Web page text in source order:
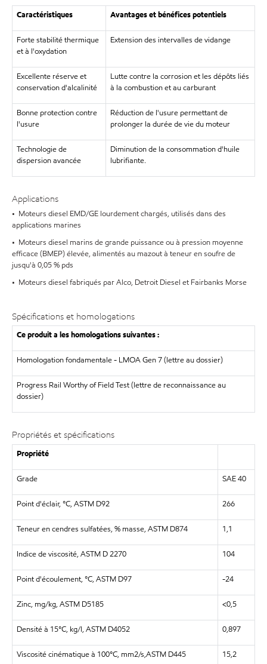
Caractéristiques Avantages et bénéfices potentiels
Forte stabilité thermique
et à l'oxydation
Extension des intervalles de vidange
Excellente réserve et
conservation d'alcalinité
Lutte contre la corrosion et les dépôts liés
à la combustion et au carburant
Bonne protection contre
l'usure
Réduction de l'usure permettant de
prolonger la durée de vie du moteur
Technologie de
dispersion avancée
Diminution de la consommation d'huile
lubrifiante.
Applications
• Moteurs diesel EMD/GE lourdement chargés, utilisés dans des
applications marines
• Moteurs diesel marins de grande puissance ou à pression moyenne
efficace (BMEP) élevée, alimentés au mazout à teneur en soufre de
jusqu'à 0,05 % pds
• Moteurs diesel fabriqués par Alco, Detroit Diesel et Fairbanks Morse
Spécifications et homologations
Ce produit a les homologations suivantes :
Homologation fondamentale - LMOA Gen 7 (lettre au dossier)
Progress Rail Worthy of Field Test (lettre de reconnaissance au
dossier)
Propriétés et spécifications
Propriété
Grade SAE 40
Point d'éclair, °C, ASTM D92 266
Teneur en cendres sulfatées, % masse, ASTM D874 1,1
Indice de viscosité, ASTM D 2270 104
Point d'écoulement, °C, ASTM D97 -24
Zinc, mg/kg, ASTM D5185 <0,5
Densité à 15°C, kg/l, ASTM D4052 0,897
Viscosité cinématique à 100°C, mm2/s,ASTM D445 15,2